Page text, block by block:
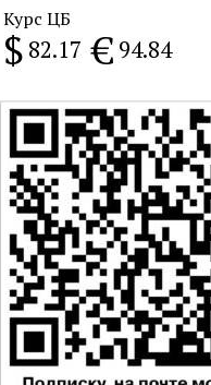
Курс ЦБ
$ 82.17 € 94.84